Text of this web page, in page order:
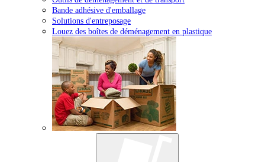
Bande adhésive d'emballage
Solutions d'entreposage
Louez des boîtes de déménagement en plastique